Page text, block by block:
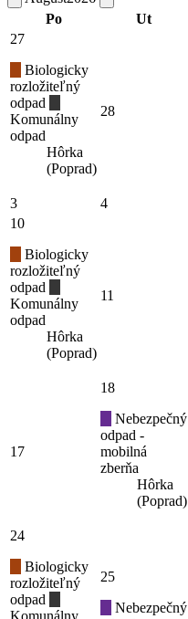
Po
Ut
27
Biologicky
rozložiteľný
odpad
Komunálny
odpad
Hôrka
(Poprad)
28
3 4
10
Biologicky
rozložiteľný
odpad
Komunálny
odpad
Hôrka
(Poprad)
11
17
18
Nebezpečný
odpad -
mobilná
zberňa
Hôrka
(Poprad)
24
Biologicky
rozložiteľný
odpad
Komunálny
25
Nebezpečný